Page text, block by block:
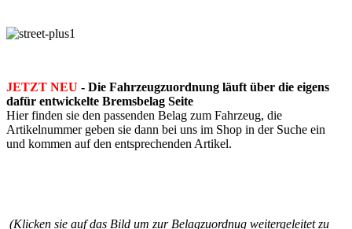
JETZT NEU - Die Fahrzeugzuordnung läuft über die eigens
dafür entwickelte Bremsbelag Seite
Hier finden sie den passenden Belag zum Fahrzeug, die
Artikelnummer geben sie dann bei uns im Shop in der Suche ein
und kommen auf den entsprechenden Artikel.
(Klicken sie auf das Bild um zur Belagzuordnug weitergeleitet zu